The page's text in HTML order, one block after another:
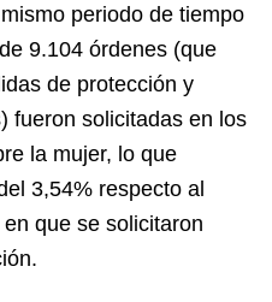
periodo de tiempo
9.104 órdenes (que
de protección y
fueron solicitadas en los
la mujer, lo que
3,54% respecto al
que se solicitaron